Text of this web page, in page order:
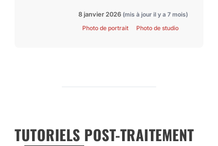
8 janvier 2026 (mis à jour il y a 7 mois)
Photo de portrait
Photo de studio
TUTORIELS POST-TRAITEMENT